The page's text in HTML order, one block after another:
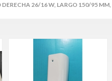
26/16 W, LARGO 150/95 MM,